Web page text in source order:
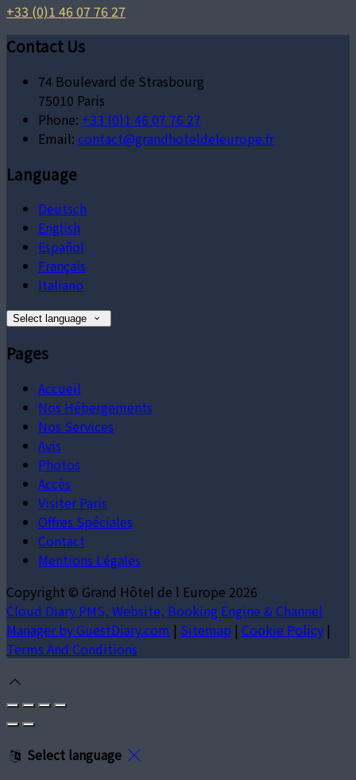
+33 (0)1 46 07 76 27
Contact Us
74 Boulevard de Strasbourg
75010 Paris
Phone: +33 (0)1 46 07 76 27
Email: contact@grandhoteldeleurope.fr
Language
Deutsch
English
Español
Français
Italiano
Select language
Pages
Accueil
Nos Hébergements
Nos Services
Avis
Photos
Accès
Visiter Paris
Offres Spéciales
Contact
Mentions Légales
Copyright © Grand Hôtel de l Europe 2026
Cloud Diary PMS, Website, Booking Engine & Channel
Manager by GuestDiary.com | Sitemap | Cookie Policy |
Terms And Conditions
Select language